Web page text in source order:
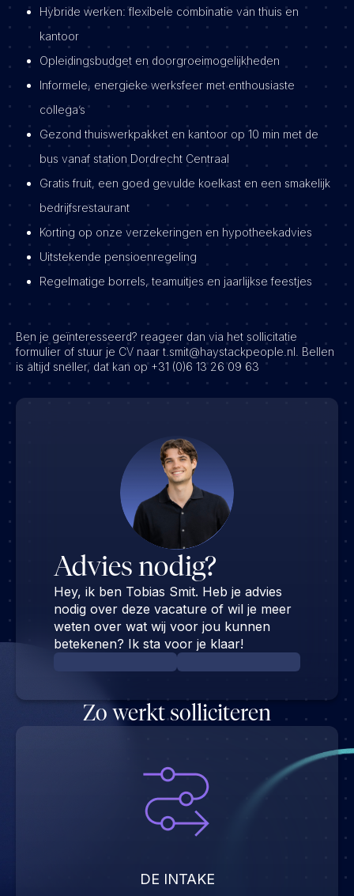
Hybride werken: flexibele combinatie van thuis en
kantoor
Opleidingsbudget en doorgroeimogelijkheden
Informele, energieke werksfeer met enthousiaste
collega’s
Gezond thuiswerkpakket en kantoor op 10 min met de
bus vanaf station Dordrecht Centraal
Gratis fruit, een goed gevulde koelkast en een smakelijk
bedrijfsrestaurant
Korting op onze verzekeringen en hypotheekadvies
Uitstekende pensioenregeling
Regelmatige borrels, teamuitjes en jaarlijkse feestjes
Ben je geïnteresseerd? reageer dan via het sollicitatie
formulier of stuur je CV naar t.smit@haystackpeople.nl. Bellen
is altijd sneller, dat kan op +31 (0)6 13 26 09 63
Advies nodig?
Hey, ik ben Tobias Smit. Heb je advies
nodig over deze vacature of wil je meer
weten over wat wij voor jou kunnen
betekenen? Ik sta voor je klaar!
Zo werkt solliciteren
DE INTAKE